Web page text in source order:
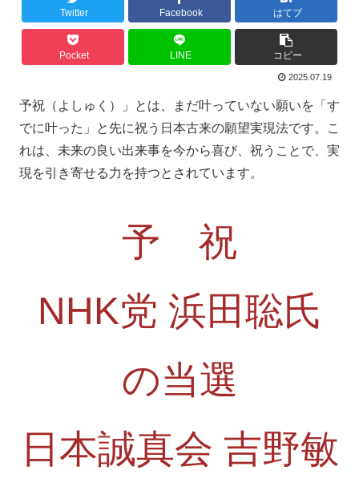
Twitter Facebook はてブ
Pocket LINE コピー
2025.07.19
予祝（よしゅく）」とは、まだ叶っていない願いを「す
でに叶った」と先に祝う日本古来の願望実現法です。こ
れは、未来の良い出来事を今から喜び、祝うことで、実
現を引き寄せる力を持つとされています。
予 祝
NHK党 浜田聡氏
の当選
日本誠真会 吉野敏